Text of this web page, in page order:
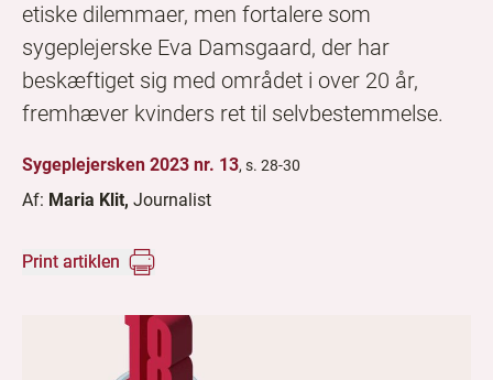
etiske dilemmaer, men fortalere som
sygeplejerske Eva Damsgaard, der har
beskæftiget sig med området i over 20 år,
fremhæver kvinders ret til selvbestemmelse.
Sygeplejersken 2023 nr. 13, s. 28-30
Af: Maria Klit, Journalist
Print artiklen